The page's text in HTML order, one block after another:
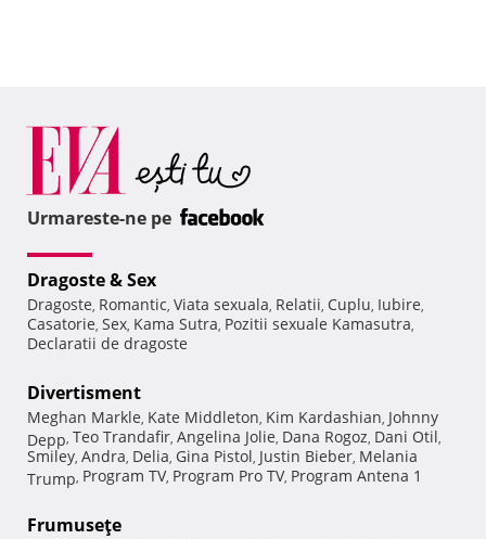
Urmareste-ne pe
Dragoste & Sex
Dragoste, Romantic, Viata sexuala, Relatii, Cuplu, Iubire,
Casatorie, Sex, Kama Sutra, Pozitii sexuale Kamasutra,
Declaratii de dragoste
Divertisment
Meghan Markle, Kate Middleton, Kim Kardashian, Johnny
Depp, Teo Trandafir, Angelina Jolie, Dana Rogoz, Dani Otil,
Smiley, Andra, Delia, Gina Pistol, Justin Bieber, Melania
Trump, Program TV, Program Pro TV, Program Antena 1
Frumuseţe